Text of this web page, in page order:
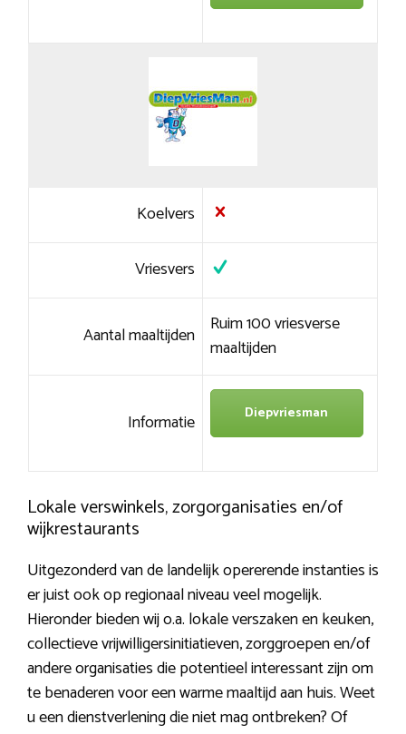
Koelvers
Vriesvers
Aantal maaltijden Ruim 100 vriesverse
maaltijden
Informatie Diepvriesman
Lokale verswinkels, zorgorganisaties en/of
wijkrestaurants
Uitgezonderd van de landelijk opererende instanties is
er juist ook op regionaal niveau veel mogelijk.
Hieronder bieden wij o.a. lokale verszaken en keuken,
collectieve vrijwilligersinitiatieven, zorggroepen en/of
andere organisaties die potentieel interessant zijn om
te benaderen voor een warme maaltijd aan huis. Weet
u een dienstverlening die niet mag ontbreken? Of